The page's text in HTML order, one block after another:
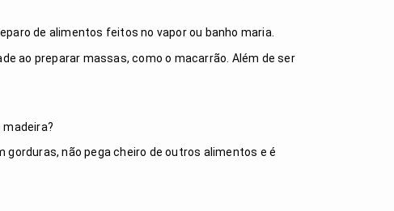
de alimentos feitos no vapor ou banho maria.
ao preparar massas, como o macarrão. Além de ser
não pega cheiro de outros alimentos e é